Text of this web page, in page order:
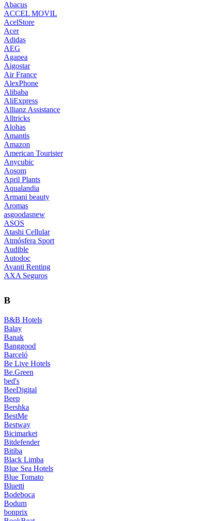
Abacus
ACCEL MOVIL
AcelStore
Acer
Adidas
AEG
Agapea
Aigostar
Air France
AlexPhone
Alibaba
AliExpress
Allianz Assistance
Alltricks
Alohas
Amantis
Amazon
American Tourister
Anycubic
Aosom
April Plants
Aqualandia
Armani beauty
Aromas
asgoodasnew
ASOS
Atashi Cellular
Atmósfera Sport
Audible
Autodoc
Avanti Renting
AXA Seguros
B
B&B Hotels
Balay
Banak
Banggood
Barceló
Be Live Hotels
Be.Green
bed's
BeeDigital
Beep
Bershka
BestMe
Bestway
Bicimarket
Bitdefender
Bitiba
Black Limba
Blue Sea Hotels
Blue Tomato
Bluetti
Bodeboca
Bodum
bonprix